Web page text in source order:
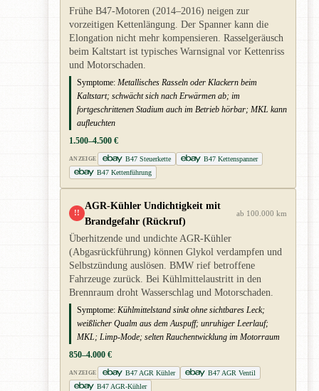
Frühe B47-Motoren (2014–2016) neigen zur
vorzeitigen Kettenlängung. Der Spanner kann die
Elongation nicht mehr kompensieren. Rasselgeräusch
beim Kaltstart ist typisches Warnsignal vor Kettenriss
und Motorschaden.
Symptome: Metallisches Rasseln oder Klackern beim
Kaltstart; schwächt sich nach Erwärmen ab; im
fortgeschrittenen Stadium auch im Betrieb hörbar; MKL kann
aufleuchten
1.500–4.500 €
ANZEIGE B47 Steuerkette
B47 Kettenspanner
B47 Kettenführung
!!
AGR-Kühler Undichtigkeit mit
Brandgefahr (Rückruf)
ab 100.000 km
Überhitzende und undichte AGR-Kühler
(Abgasrückführung) können Glykol verdampfen und
Selbstzündung auslösen. BMW rief betroffene
Fahrzeuge zurück. Bei Kühlmittelaustritt in den
Brennraum droht Wasserschlag und Motorschaden.
Symptome: Kühlmittelstand sinkt ohne sichtbares Leck;
weißlicher Qualm aus dem Auspuff; unruhiger Leerlauf;
MKL; Limp-Mode; selten Rauchentwicklung im Motorraum
850–4.000 €
ANZEIGE B47 AGR Kühler
B47 AGR Ventil
B47 AGR-Kühler